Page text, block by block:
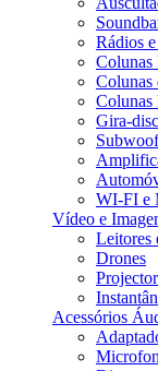
Rádios
Colunas
Colunas
Gira-
WI-FI e
Vídeo e
Leitores
Drones
Acessórios